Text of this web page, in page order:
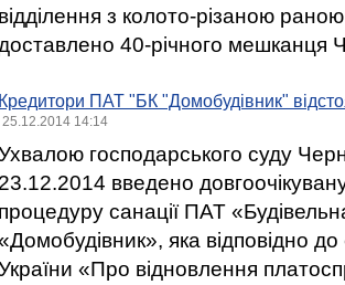
відділення з колото-різаною
40-річного мешканця
Кредитори ПАТ "БК "Домобудівник"
25.12.2014 14:14
господарського суду
23.12.2014 введено
процедуру санації ПАТ
яка відповідно
«Про відновлення